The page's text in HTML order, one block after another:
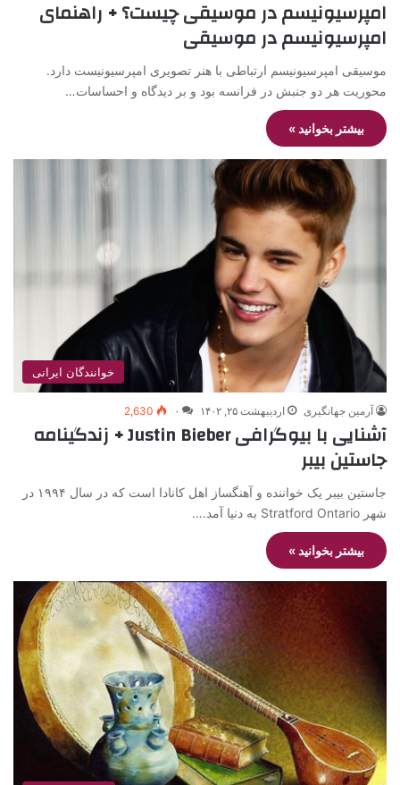
امپرسیونیسم در موسیقی چیست؟ + راهنمای
امپرسیونیسم در موسیقی
موسیقی امپرسیونیسم ارتباطی با هنر تصویری امپرسیونیست دارد.
محوریت هر دو جنبش در فرانسه بود و بر دیدگاه و احساسات…
بیشتر بخوانید »
خوانندگان ایرانی
آرمین جهانگیری اردیبهشت ۲۵, ۱۴۰۲ ۰ 2,630
آشنایی با بیوگرافی Justin Bieber + زندگینامه
جاستین بیبر
جاستین بیبر یک خواننده و آهنگساز اهل کانادا است که در سال ۱۹۹۴ در
شهر Stratford Ontario به دنیا آمد.…
بیشتر بخوانید »